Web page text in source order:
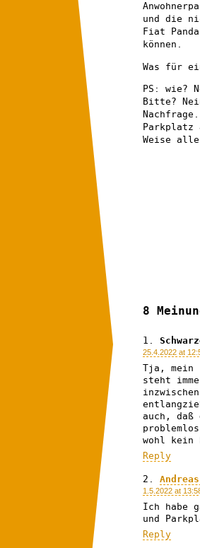
und die
Fiat
können.
Was für
PS: wie?
Bitte?
Parkplatz
Weise
8
25.4.2022 at
Tja, mein
steht
auch, daß
wohl kein
Reply
1.5.2022 at
Ich habe
und
Reply